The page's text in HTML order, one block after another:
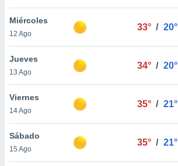
de
Miércoles
12 Ago
33° / 20°
Jueves
13 Ago
34° / 20°
Viernes
14 Ago
35° / 21°
Sábado
15 Ago
35° / 21°